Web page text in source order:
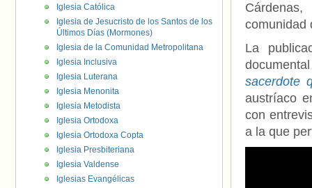
comunidad
La
sacerdote
austríaco
con
a la que
Iglesia Católica
Iglesia de Jesucristo de los Santos de los
Últimos Días (Mormones)
Iglesia de la Comunidad Metropolitana
Iglesia Inclusiva
Iglesia Luterana
Iglesia Menonita
Iglesia Metodista
Iglesia Ortodoxa
Iglesia Ortodoxa Copta
Iglesia Presbiteriana
Iglesia Valdense
Iglesias Evangélicas